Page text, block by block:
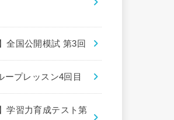
全国公開模試 第3回
ープレッスン4回目
学習力育成テスト第